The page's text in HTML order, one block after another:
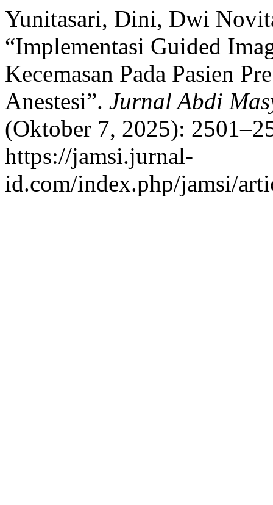
Yunitasari, Dini, Dwi
“Implementasi Guided
Kecemasan Pada Pasien
Anestesi”. Jurnal Abdi
(Oktober 7, 2025):
https://jamsi.jurnal-
id.com/index.php/jamsi/